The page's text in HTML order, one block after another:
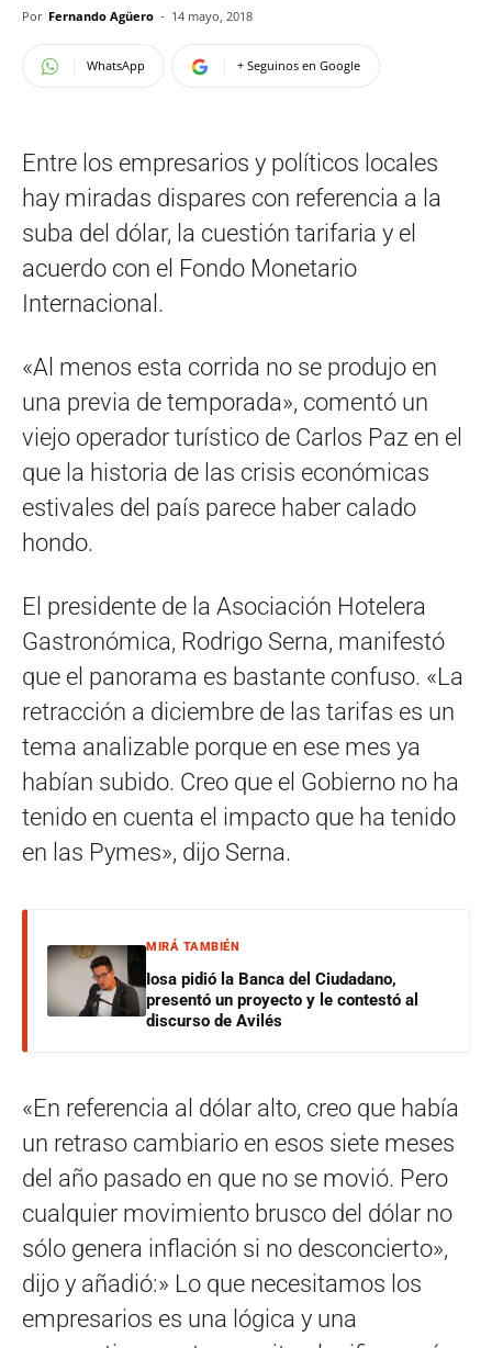
Por Fernando Agüero - 14 mayo, 2018
WhatsApp + Seguinos en Google
Entre los empresarios y políticos locales
hay miradas dispares con referencia a la
suba del dólar, la cuestión tarifaria y el
acuerdo con el Fondo Monetario
Internacional.
«Al menos esta corrida no se produjo en
una previa de temporada», comentó un
viejo operador turístico de Carlos Paz en el
que la historia de las crisis económicas
estivales del país parece haber calado
hondo.
El presidente de la Asociación Hotelera
Gastronómica, Rodrigo Serna, manifestó
que el panorama es bastante confuso. «La
retracción a diciembre de las tarifas es un
tema analizable porque en ese mes ya
habían subido. Creo que el Gobierno no ha
tenido en cuenta el impacto que ha tenido
en las Pymes», dijo Serna.
MIRÁ TAMBIÉN
Iosa pidió la Banca del Ciudadano,
presentó un proyecto y le contestó al
discurso de Avilés
«En referencia al dólar alto, creo que había
un retraso cambiario en esos siete meses
del año pasado en que no se movió. Pero
cualquier movimiento brusco del dólar no
sólo genera inflación si no desconcierto»,
dijo y añadió:» Lo que necesitamos los
empresarios es una lógica y una